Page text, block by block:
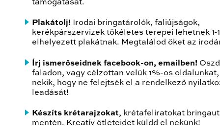
támogatását.
Plakátolj! Irodai bringatárolók, faliújságok,
kerékpárszervizek tökéletes terepei lehetnek 1-
elhelyezett plakátnak. Megtalálod őket az
Írj ismerőseidnek facebook-on, emailben!
faladon, vagy célzottan velük 1%-os oldalunkat
nekik, hogy ne felejtsék el a rendelkező
leadását!
Készíts krétarajzokat, krétafeliratokat
mentén. Kreatív ötleteidet küldd el nekünk!